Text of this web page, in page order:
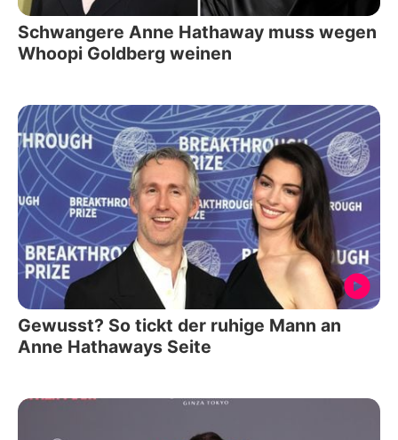
Schwangere Anne Hathaway muss wegen
Whoopi Goldberg weinen
Gewusst? So tickt der ruhige Mann an
Anne Hathaways Seite